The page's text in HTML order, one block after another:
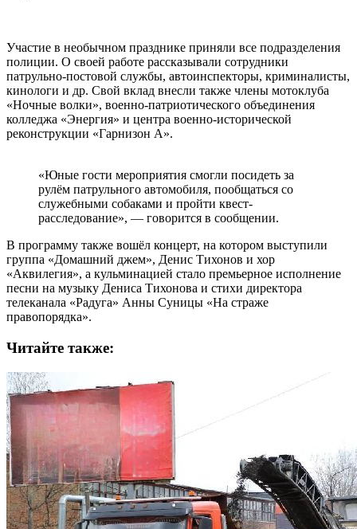
Участие в необычном празднике приняли все подразделения
полиции. О своей работе рассказывали сотрудники
патрульно-постовой службы, автоинспекторы, криминалисты,
кинологи и др. Свой вклад внесли также члены мотоклуба
«Ночные волки», военно-патриотического объединения
колледжа «Энергия» и центра военно-исторической
реконструкции «Гарнизон А».
«Юные гости мероприятия смогли посидеть за
рулём патрульного автомобиля, пообщаться со
служебными собаками и пройти квест-
расследование», — говорится в сообщении.
В программу также вошёл концерт, на котором выступили
группа «Домашний джем», Денис Тихонов и хор
«Аквилегия», а кульминацией стало премьерное исполнение
песни на музыку Дениса Тихонова и стихи директора
телеканала «Радуга» Анны Суницы «На страже
правопорядка».
Читайте также: